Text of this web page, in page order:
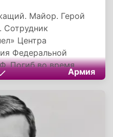
Майор. Герой
Сотрудник
Центра
Федеральной
Погиб во время
здания
Грозный.
Армия